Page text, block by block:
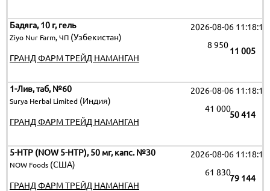
Бадяга, 10 г, гель
Ziyo Nur Farm, ЧП (Узбекистан)
2026-08-06 11:18:19
11 005
8 950
ГРАНД ФАРМ ТРЕЙД НАМАНГАН
1-Лив, таб, №60
Surya Herbal Limited (Индия)
2026-08-06 11:18:19
50 414
41 000
ГРАНД ФАРМ ТРЕЙД НАМАНГАН
5-HTP (NOW 5-HTP), 50 мг, капс. №30
NOW Foods (США)
2026-08-06 11:18:19
79 144
61 830
ГРАНД ФАРМ ТРЕЙД НАМАНГАН